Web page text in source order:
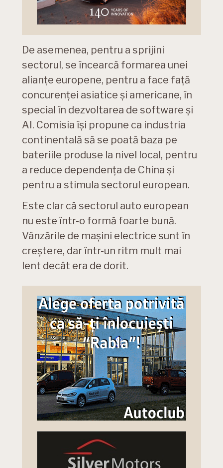
De asemenea, pentru a sprijini
sectorul, se încearcă formarea unei
alianțe europene, pentru a face față
concurenței asiatice și americane, în
special în dezvoltarea de software și
AI. Comisia își propune ca industria
continentală să se poată baza pe
bateriile produse la nivel local, pentru
a reduce dependența de China și
pentru a stimula sectorul european.
Este clar că sectorul auto european
nu este într-o formă foarte bună.
Vânzările de mașini electrice sunt în
creștere, dar într-un ritm mult mai
lent decât era de dorit.